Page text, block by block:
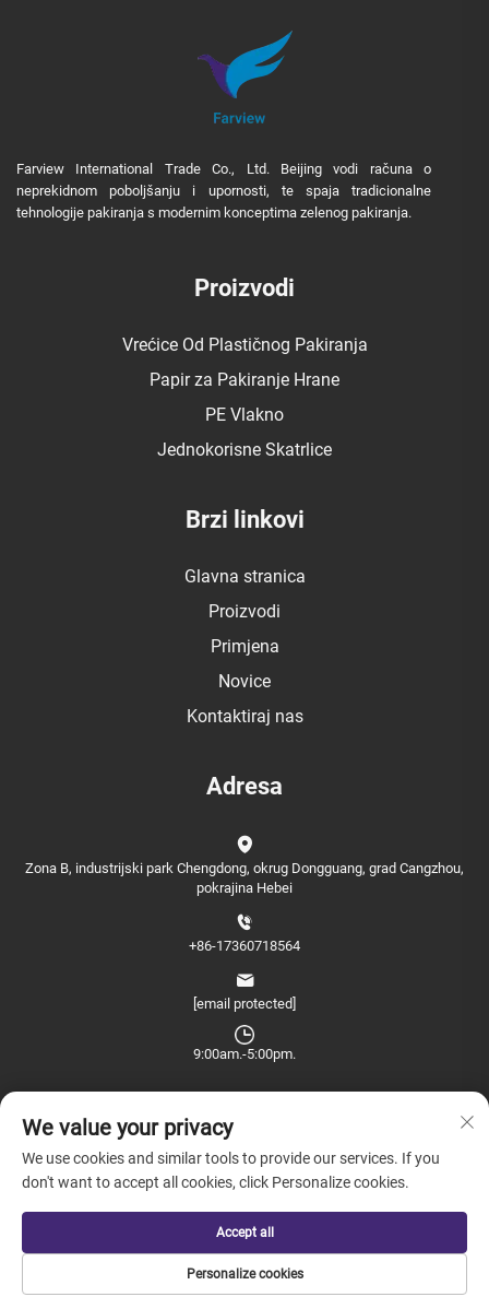
Farview International Trade Co., Ltd. Beijing vodi računa o
neprekidnom poboljšanju i upornosti, te spaja tradicionalne
tehnologije pakiranja s modernim konceptima zelenog pakiranja.
Proizvodi
Vrećice Od Plastičnog Pakiranja
Papir za Pakiranje Hrane
PE Vlakno
Jednokorisne Skatrlice
Brzi linkovi
Glavna stranica
Proizvodi
Primjena
Novice
Kontaktiraj nas
Adresa
Zona B, industrijski park Chengdong, okrug Dongguang, grad Cangzhou,
pokrajina Hebei
+86-17360718564
[email protected]
9:00am.-5:00pm.
prava rezervirana. - Politika privatnosti
We value your privacy
We use cookies and similar tools to provide our services. If you
don't want to accept all cookies, click Personalize cookies.
Personalize cookies
Accept all